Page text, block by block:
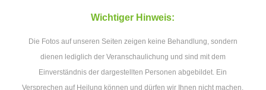
Wichtiger Hinweis:
Die Fotos auf unseren Seiten zeigen keine Behandlung, sondern
dienen lediglich der Veranschaulichung und sind mit dem
Einverständnis der dargestellten Personen abgebildet. Ein
Versprechen auf Heilung können und dürfen wir Ihnen nicht machen.